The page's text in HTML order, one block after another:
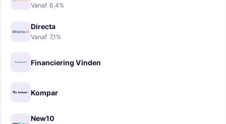
Vanaf 6,4%
Directa
Vanaf 7,1%
Financiering Vinden
Kompar
New10